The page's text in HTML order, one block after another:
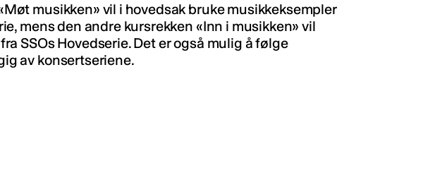
musikken» vil i hovedsak bruke musikkeksempler
mens den andre kursrekken «Inn i musikken» vil
SSOs Hovedserie. Det er også mulig å følge
av konsertseriene.